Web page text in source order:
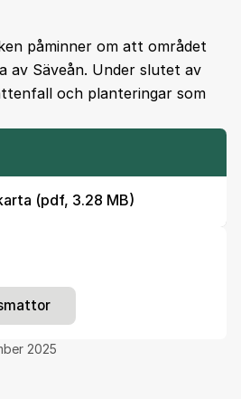
påminner om att området
av Säveån. Under slutet av
och planteringar som
(pdf, 3.28 MB)
2025